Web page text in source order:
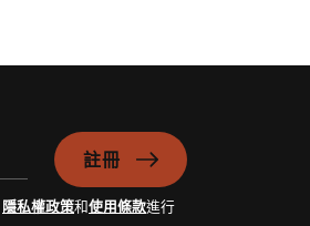
註冊
隱私權政策和使用條款進行